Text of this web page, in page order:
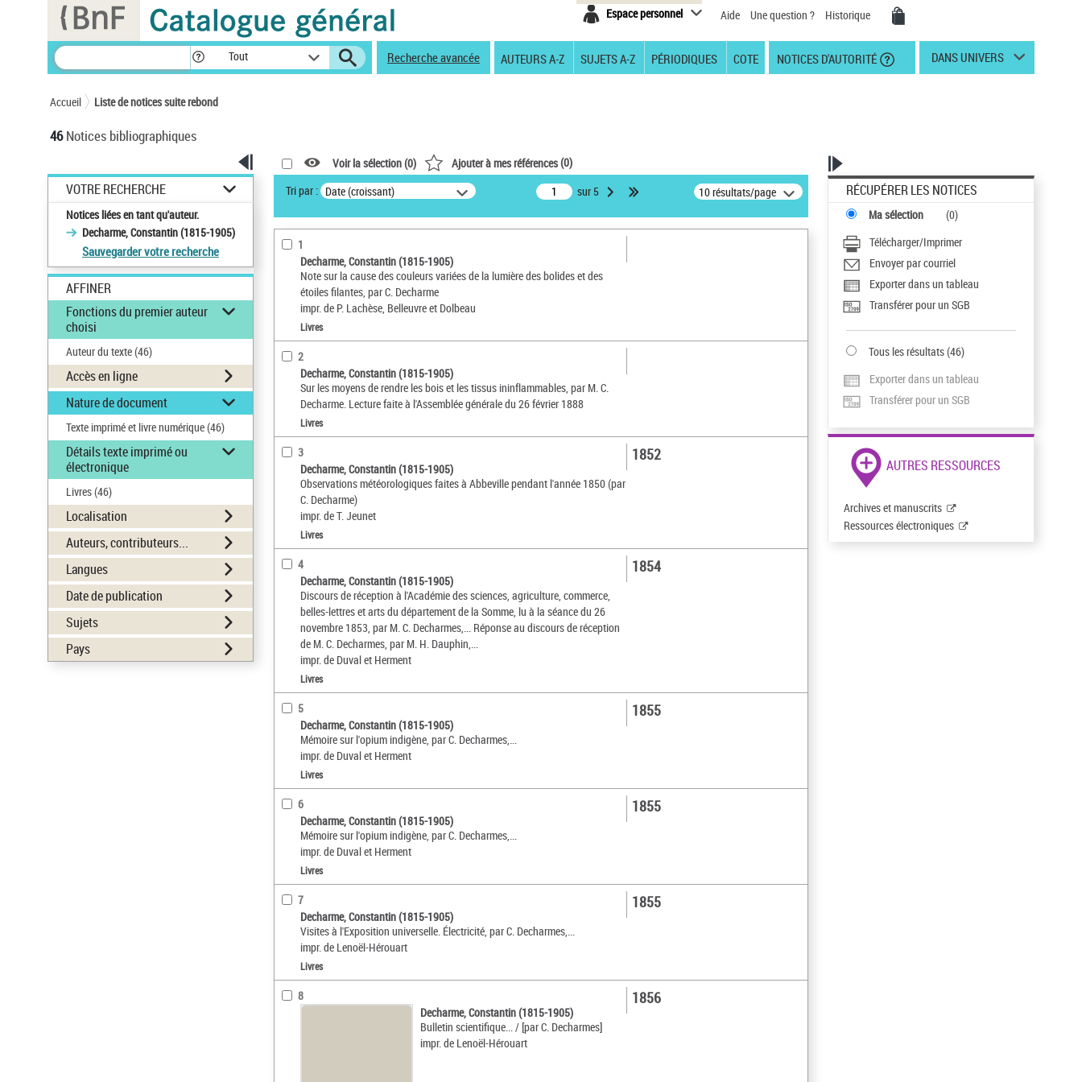
Espace personnel Aide Une question ? Historique
Tout Recherche avancée AUTEURS A-Z SUJETS A-Z PÉRIODIQUES COTE NOTICES D'AUTORITÉ DANS UNIVERS
Accueil Liste de notices suite rebond
46Notices bibliographiques
VOTRE RECHERCHE
Notices liées en tant qu'auteur.
Decharme, Constantin (1815-1905)
Sauvegarder votre recherche
AFFINER
Fonctions du premier auteur
choisi
Auteur du texte(46)
Accès en ligne
Nature de document
Texte imprimé et livre numérique(46)
Détails texte imprimé ou
électronique
Livres(46)
Localisation
Auteurs, contributeurs...
Langues
Date de publication
Sujets
Pays
Voir la sélection (0) Ajouter à mes références(0)
Tri par : Date (croissant) sur 5 10 résultats/page
1
Decharme, Constantin (1815-1905)
Note sur la cause des couleurs variées de la lumière des bolides et des
étoiles filantes, par C. Decharme
impr. de P. Lachèse, Belleuvre et Dolbeau
Livres
2
Decharme, Constantin (1815-1905)
Sur les moyens de rendre les bois et les tissus ininflammables, par M. C.
Decharme. Lecture faite à l'Assemblée générale du 26 février 1888
Livres
3
Decharme, Constantin (1815-1905)
Observations météorologiques faites à Abbeville pendant l'année 1850 (par
C. Decharme)
impr. de T. Jeunet
1852
Livres
4
Decharme, Constantin (1815-1905)
Discours de réception à l'Académie des sciences, agriculture, commerce,
belles-lettres et arts du département de la Somme, lu à la séance du 26
novembre 1853, par M. C. Decharmes,... Réponse au discours de réception
de M. C. Decharmes, par M. H. Dauphin,...
impr. de Duval et Herment
1854
Livres
5
Decharme, Constantin (1815-1905)
Mémoire sur l'opium indigène, par C. Decharmes,...
impr. de Duval et Herment
1855
Livres
6
Decharme, Constantin (1815-1905)
Mémoire sur l'opium indigène, par C. Decharmes,...
impr. de Duval et Herment
1855
Livres
7
Decharme, Constantin (1815-1905)
Visites à l'Exposition universelle. Électricité, par C. Decharmes,...
impr. de Lenoël-Hérouart
1855
Livres
8
Decharme, Constantin (1815-1905)
Bulletin scientifique... / [par C. Decharmes]
impr. de Lenoël-Hérouart
1856
RÉCUPÉRER LES NOTICES
Ma sélection (0)
Télécharger/Imprimer
Envoyer par courriel
Exporter dans un tableau
Transférer pour un SGB
Tous les résultats(46)
Exporter dans un tableau
Transférer pour un SGB
AUTRES RESSOURCES
Archives et manuscrits
Ressources électroniques
Panneau de gestion des cookies